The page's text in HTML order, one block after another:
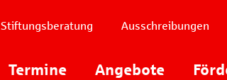
Termine Angebote
Stiftungsberatung Ausschreibungen